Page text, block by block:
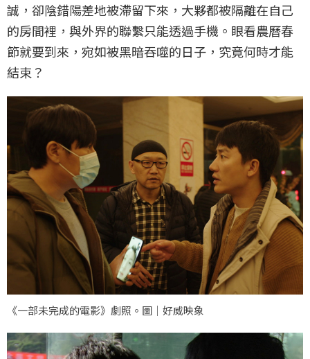
誠，卻陰錯陽差地被滯留下來，大夥都被隔離在自己
的房間裡，與外界的聯繫只能透過手機。眼看農曆春
節就要到來，宛如被黑暗吞噬的日子，究竟何時才能
結束？
《一部未完成的電影》劇照。圖｜好威映象